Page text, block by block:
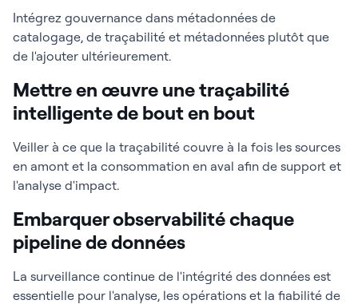
Intégrez gouvernance dans métadonnées de
catalogage, de traçabilité et métadonnées plutôt que
de l'ajouter ultérieurement.
Mettre en œuvre une traçabilité
intelligente de bout en bout
Veiller à ce que la traçabilité couvre à la fois les sources
en amont et la consommation en aval afin de support et
l'analyse d'impact.
Embarquer observabilité chaque
pipeline de données
La surveillance continue de l'intégrité des données est
essentielle pour l'analyse, les opérations et la fiabilité de